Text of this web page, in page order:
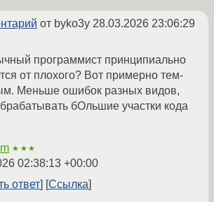
от byko3y 28.03.2026 23:06:29
программист принципиально
от плохого? Вот примерно тем-
Меньше ошибок разных видов,
бОльшие участки кода
★★★
02:38:13 +00:00
ответ
Ссылка